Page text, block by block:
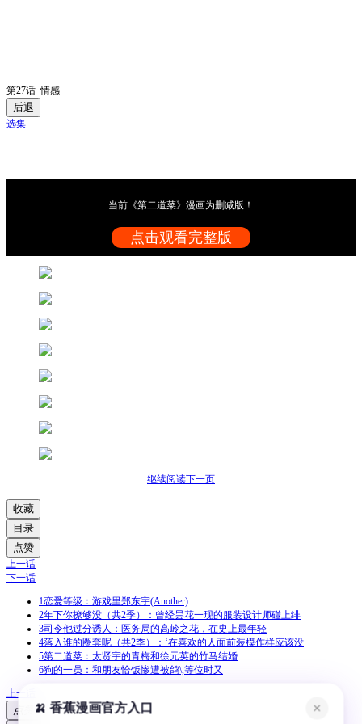
第27话_情感
后退
选集
当前《第二道菜》漫画为删减版！
点击观看完整版
继续阅读下一页
收藏
目录
点赞
上一话
下一话
1恋爱等级：游戏里郑东宇(Another)
2年下你撩够没（共2季）：曾经昙花一现的服装设计师碰上绯
3司令他过分诱人：医务局的高岭之花，在史上最年轻
4落入谁的圈套呢（共2季）：‘在喜欢的人面前装模作样应该没
5第二道菜：太贤宇的青梅和徐元英的竹马结婚
6狗的一员：和朋友恰饭惨遭被鸽\,等位时又
上一话
点赞
🍌 香蕉漫画官方入口 ✕